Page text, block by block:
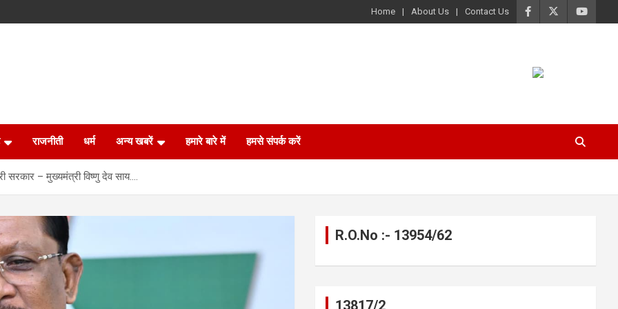
Home About Us Contact Us
राजनीती धर्म अन्य खबरें हमारे बारे में हमसे संपर्क करें
सरकार – मुख्यमंत्री विष्णु देव साय….
R.O.No :- 13954/62
13817/2